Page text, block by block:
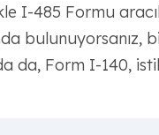
I-485 Formu
da, Form I-140,